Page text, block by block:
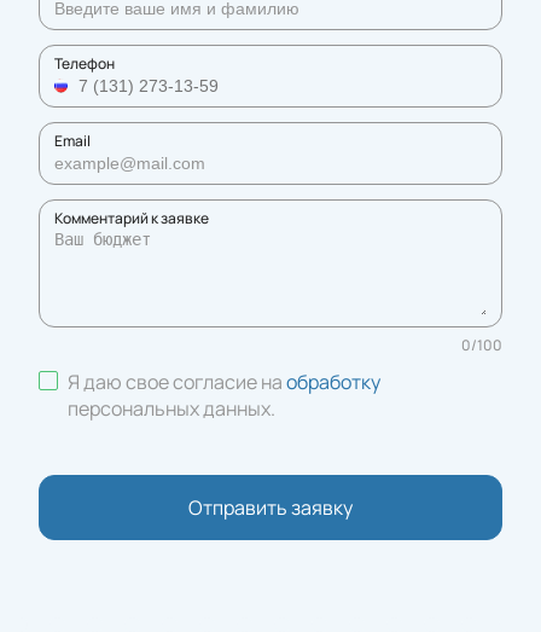
Телефон
Email
Комментарий к заявке
0/100
Я даю свое согласие наобработку
персональных данных.
Отправить заявку